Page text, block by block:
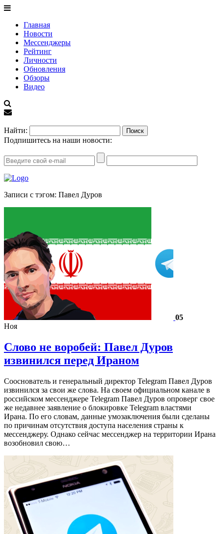
Главная
Новости
Мессенджеры
Рейтинг
Личности
Обновления
Обзоры
Видео
Найти:
Подпишитесь на наши новости:
Записи с тэгом: Павел Дуров
05
Ноя
Слово не воробей: Павел Дуров
извинился перед Ираном
Сооснователь и генеральный директор Telegram Павел Дуров
извинился за свои же слова. На своем официальном канале в
российском мессенджере Telegram Павел Дуров опроверг свое
же недавнее заявление о блокировке Telegram властями
Ирана. По его словам, данные умозаключения были сделаны
по причинам отсутствия доступа населения страны к
мессенджеру. Однако сейчас мессенджер на территории Ирана
возобновил свою…